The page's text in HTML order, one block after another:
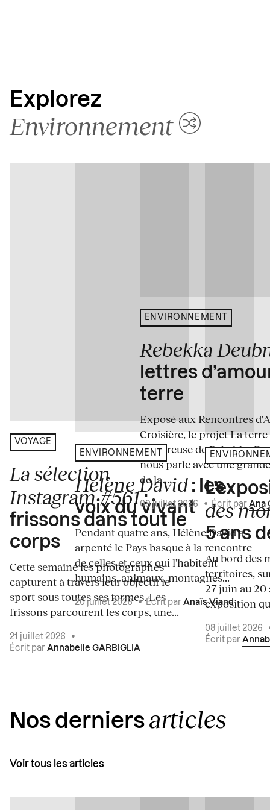
Explorez
Environnement
VOYAGE
La sélection
Instagram #561:
frissons dans tout le
corps
Cette semaine les photographes
capturent à travers leur objectif le
sport sous toutes ses formes. Les
frissons parcourent les corps, une...
21 juillet 2026
•
Écrit par Annabelle GARBIGLIA
ENVIRONNEMENT
Hélène David : les
voix du vivant
Pendant quatre ans, Hélène David a
arpenté le Pays basque à la rencontre
de celles et ceux qui l'habitent –
humains, animaux, montagnes...
20 juillet 2026•Écrit par Anaïs Viand
ENVIRONNEMENT
Rebekka
lettres
terre
Exposé aux Rencontres
Croisière, le projet La terre
amoureuse de Rebekka
nous parle avec une
de la...
09 juillet 2026 • Écrit par Ana
des
5 ans
Au bord des
territoires,
27 juin au 20
exposition
08 juillet 2026
Écrit par
Nos derniers articles
Voir tous les articles